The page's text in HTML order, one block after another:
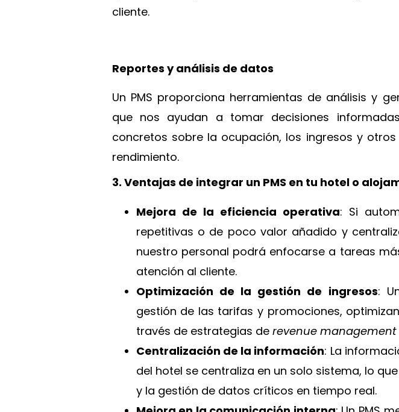
cliente.
Reportes y análisis de datos
Un PMS proporciona herramientas de análisis y
que nos ayudan a tomar decisiones
concretos sobre la ocupación, los ingresos y
rendimiento.
3. Ventajas de integrar un PMS en tu hotel o
Mejora de la eficiencia operativa: Si
repetitivas o de poco valor añadido y
nuestro personal podrá enfocarse a tareas
atención al cliente.
Optimización de la gestión de ingresos:
gestión de las tarifas y promociones,
través de estrategias de revenue management
Centralización de la información: La
del hotel se centraliza en un solo sistema, lo
y la gestión de datos críticos en tiempo real.